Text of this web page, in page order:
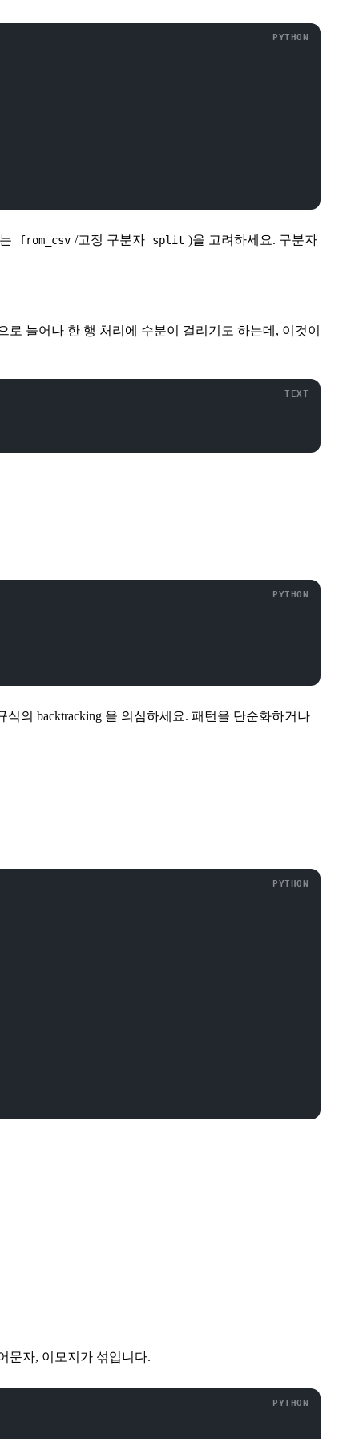
from_csv /고정 구분자 split )을 고려하세요. 구분자
늘어나 한 행 처리에 수분이 걸리기도 하는데, 이것이
의 backtracking 을 의심하세요. 패턴을 단순화하거나
문자, 이모지가 섞입니다.